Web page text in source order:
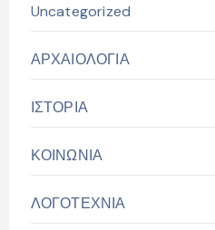
Uncategorized
ΑΡΧΑΙΟΛΟΓΙΑ
ΙΣΤΟΡΙΑ
ΚΟΙΝΩΝΙΑ
ΛΟΓΟΤΕΧΝΙΑ